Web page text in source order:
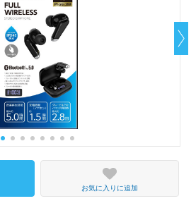
お気に入りに追加